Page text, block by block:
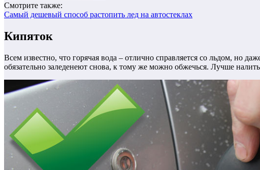
Смотрите также:
Самый дешевый способ растопить лед на автостеклах
Кипяток
Всем известно, что горячая вода – отлично справляется со льдом, но
обязательно заледенеют снова, к тому же можно обжечься. Лучше